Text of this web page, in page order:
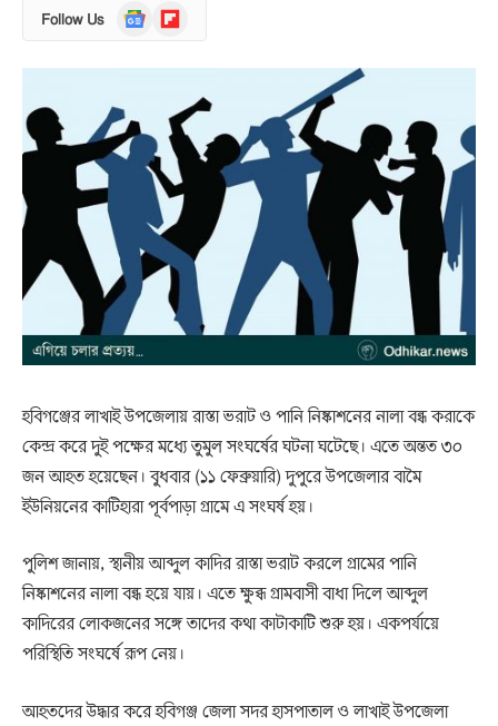
Follow Us
Google
News
Flipboard
হবিগঞ্জের লাখাই উপজেলায় রাস্তা ভরাট ও পানি নিষ্কাশনের নালা বন্ধ করাকে
কেন্দ্র করে দুই পক্ষের মধ্যে তুমুল সংঘর্ষের ঘটনা ঘটেছে। এতে অন্তত ৩০
জন আহত হয়েছেন। বুধবার (১১ ফেব্রুয়ারি) দুপুরে উপজেলার বামৈ
ইউনিয়নের কাটিহারা পূর্বপাড়া গ্রামে এ সংঘর্ষ হয়।
পুলিশ জানায়, স্থানীয় আব্দুল কাদির রাস্তা ভরাট করলে গ্রামের পানি
নিষ্কাশনের নালা বন্ধ হয়ে যায়। এতে ক্ষুব্ধ গ্রামবাসী বাধা দিলে আব্দুল
কাদিরের লোকজনের সঙ্গে তাদের কথা কাটাকাটি শুরু হয়। একপর্যায়ে
পরিস্থিতি সংঘর্ষে রূপ নেয়।
আহতদের উদ্ধার করে হবিগঞ্জ জেলা সদর হাসপাতাল ও লাখাই উপজেলা